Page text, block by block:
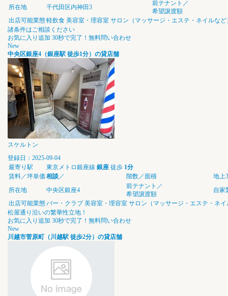
所在地
千代田区内神田3
前テナント／
希望譲渡額
出店可能業態軽飲食 美容室・理容室 サロン（マッサージ・エステ・ネイルなど
諸条件はご相談ください
お気に入り追加 30秒で完了！無料問い合わせ
New
中央区銀座4（銀座駅 徒歩1分）の貸店舗
スケルトン
登録日：2025-09-04
最寄り駅
東京メトロ銀座線 銀座 徒歩 1分
賃料／坪単価 相談／ 階数／面積
地上
所在地
中央区銀座4
前テナント／
希望譲渡額
自家
出店可能業態バー・クラブ 美容室・理容室 サロン（マッサージ・エステ・ネイ
松屋通り沿いの繁華性立地！
お気に入り追加 30秒で完了！無料問い合わせ
New
川越市菅原町（川越駅 徒歩2分）の貸店舗